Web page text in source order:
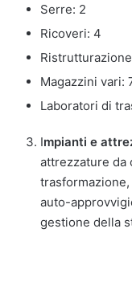
Serre: 2
Ricoveri: 4
Magazzini vari:
Laboratori di
Impianti e
attrezzature da
auto-
gestione della